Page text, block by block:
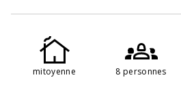
mitoyenne 8 personnes